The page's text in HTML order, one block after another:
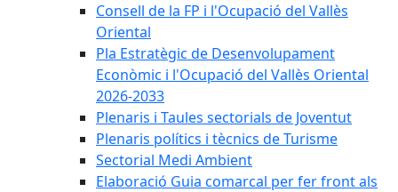
Consell de la FP i l'Ocupació del Vallès
Oriental
Pla Estratègic de Desenvolupament
Econòmic i l'Ocupació del Vallès Oriental
2026-2033
Plenaris i Taules sectorials de Joventut
Plenaris polítics i tècnics de Turisme
Sectorial Medi Ambient
Elaboració Guia comarcal per fer front als